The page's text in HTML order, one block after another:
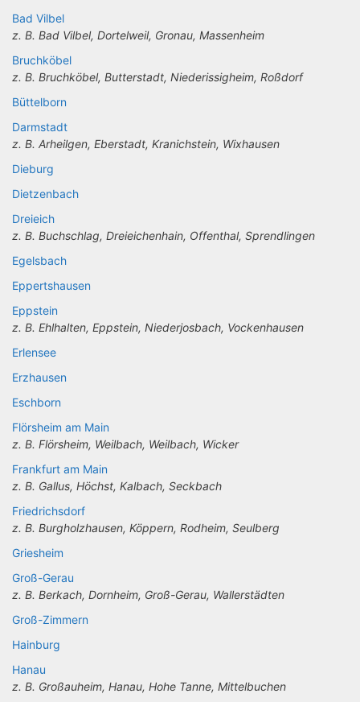
Bad Vilbel
z. B. Bad Vilbel, Dortelweil, Gronau, Massenheim
Bruchköbel
z. B. Bruchköbel, Butterstadt, Niederissigheim, Roßdorf
Büttelborn
Darmstadt
z. B. Arheilgen, Eberstadt, Kranichstein, Wixhausen
Dieburg
Dietzenbach
Dreieich
z. B. Buchschlag, Dreieichenhain, Offenthal, Sprendlingen
Egelsbach
Eppertshausen
Eppstein
z. B. Ehlhalten, Eppstein, Niederjosbach, Vockenhausen
Erlensee
Erzhausen
Eschborn
Flörsheim am Main
z. B. Flörsheim, Weilbach, Weilbach, Wicker
Frankfurt am Main
z. B. Gallus, Höchst, Kalbach, Seckbach
Friedrichsdorf
z. B. Burgholzhausen, Köppern, Rodheim, Seulberg
Griesheim
Groß-Gerau
z. B. Berkach, Dornheim, Groß-Gerau, Wallerstädten
Groß-Zimmern
Hainburg
Hanau
z. B. Großauheim, Hanau, Hohe Tanne, Mittelbuchen